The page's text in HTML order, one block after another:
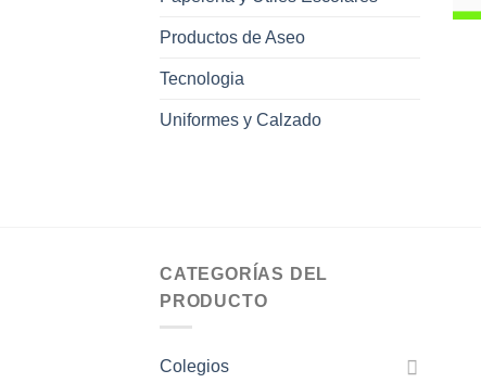
Productos de Aseo
Tecnologia
Uniformes y Calzado
CATEGORÍAS DEL
PRODUCTO
Colegios